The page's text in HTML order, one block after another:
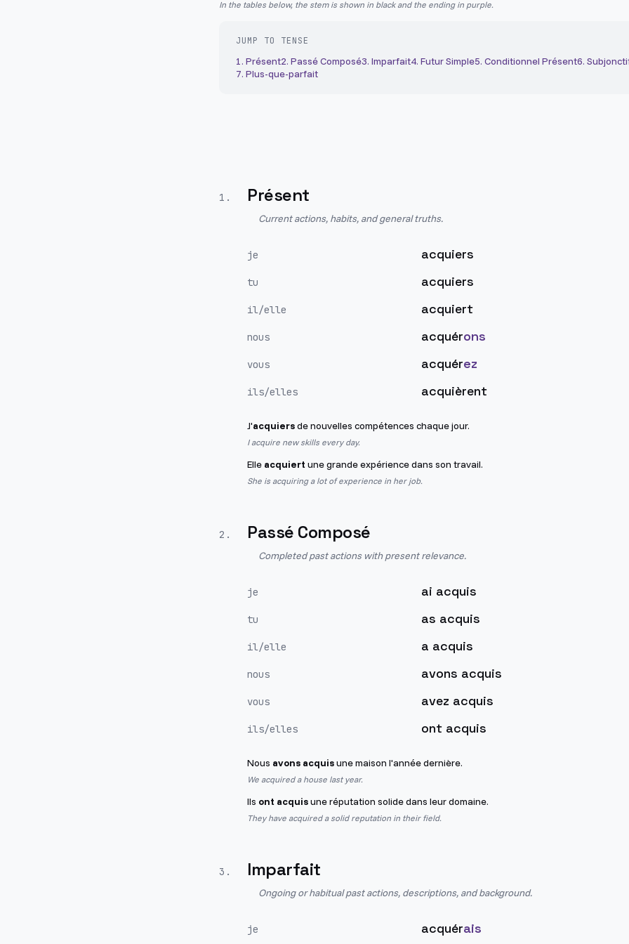
In the tables below, the stem is shown in black and the ending in purple.
JUMP TO TENSE
1. Présent2. Passé Composé3. Imparfait4. Futur Simple5. Conditionnel Présent6.
7. Plus-que-parfait
1 . Présent
Current actions, habits, and general truths.
je acquiers
tu acquiers
il/elle acquiert
nous acquérons
vous acquérez
ils/elles acquièrent
J'acquiersde nouvelles compétences chaque jour.
I acquire new skills every day.
Elle acquiertune grande expérience dans son travail.
She is acquiring a lot of experience in her job.
2 . Passé Composé
Completed past actions with present relevance.
je ai acquis
tu as acquis
il/elle a acquis
nous avons acquis
vous avez acquis
ils/elles ont acquis
Nous avons acquisune maison l'année dernière.
We acquired a house last year.
Ils ont acquisune réputation solide dans leur domaine.
They have acquired a solid reputation in their field.
3 . Imparfait
Ongoing or habitual past actions, descriptions, and background.
je acquérais